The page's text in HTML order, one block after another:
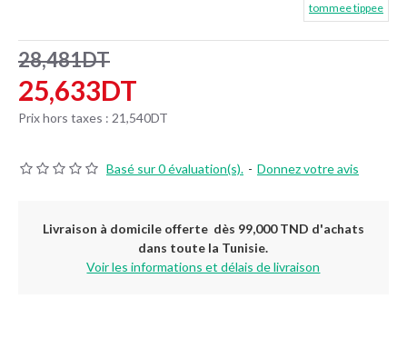
Basé sur 0 évaluation(s). - Donnez votre avis
25,633DT
28,481DT
Prix hors taxes : 21,540DT
tommee tippee
Livraison à domicile offerte dès 99,000 TND d'achats
dans toute la Tunisie.
Voir les informations et délais de livraison